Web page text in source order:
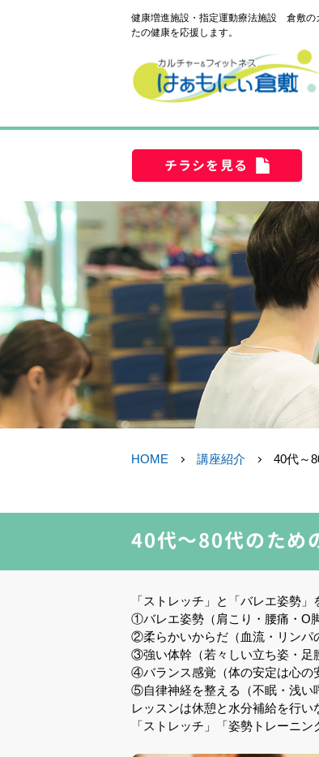
健康増進施設・指定運動療法施設 倉敷の
たの健康を応援します。
チラシを見る
HOME 講座紹介 40代～
40代～80代のため
「ストレッチ」と「バレエ姿勢
①バレエ姿勢（肩こり・腰痛・O
②柔らかいからだ（血流・リンパ
③強い体幹（若々しい立ち姿・足
④バランス感覚（体の安定は心の
⑤自律神経を整える（不眠・浅い
レッスンは休憩と水分補給を行い
「ストレッチ」「姿勢トレーニ